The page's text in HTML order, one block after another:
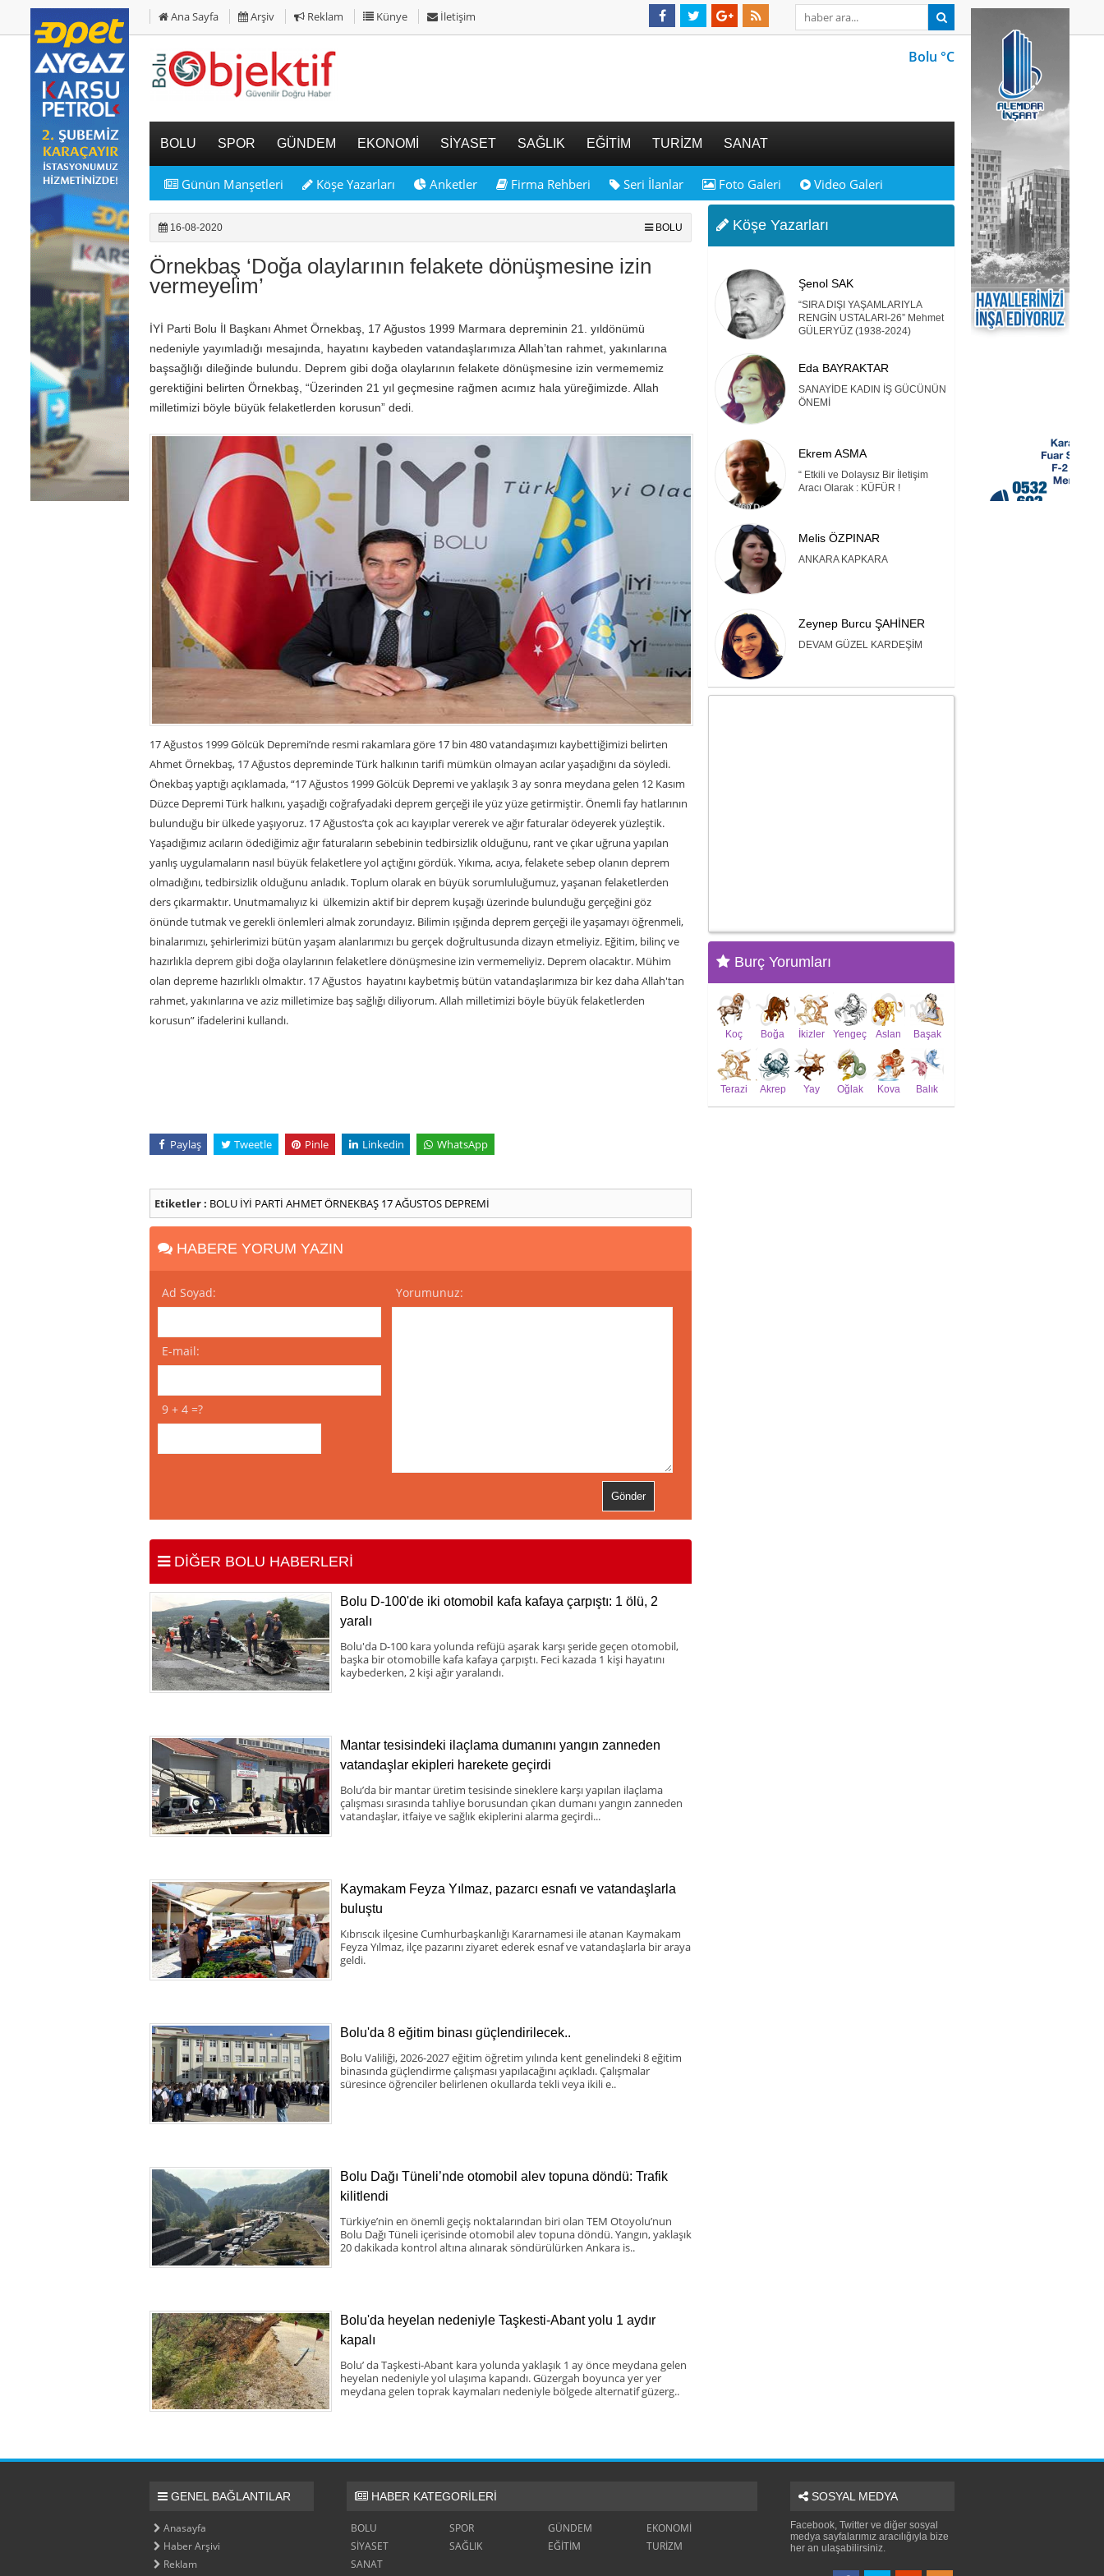
Ana Sayfa Arşiv Reklam Künye İletişim
Bolu °C
BOLU SPOR GÜNDEM EKONOMİ SİYASET SAĞLIK EĞİTİM TURİZM SANAT
Günün Manşetleri Köşe Yazarları Anketler Firma Rehberi Seri İlanlar Foto Galeri Video Galeri
16-08-2020 BOLU
Örnekbaş ‘Doğa olaylarının felakete dönüşmesine izin
vermeyelim’
İYİ Parti Bolu İl Başkanı Ahmet Örnekbaş, 17 Ağustos 1999 Marmara depreminin 21. yıldönümü
nedeniyle yayımladığı mesajında, hayatını kaybeden vatandaşlarımıza Allah’tan rahmet, yakınlarına
başsağlığı dileğinde bulundu. Deprem gibi doğa olaylarının felakete dönüşmesine izin vermememiz
gerektiğini belirten Örnekbaş, “Üzerinden 21 yıl geçmesine rağmen acımız hala yüreğimizde. Allah
milletimizi böyle büyük felaketlerden korusun” dedi.
17 Ağustos 1999 Gölcük Depremi’nde resmi rakamlara göre 17 bin 480 vatandaşımızı kaybettiğimizi belirten
Ahmet Örnekbaş, 17 Ağustos depreminde Türk halkının tarifi mümkün olmayan acılar yaşadığını da söyledi.
Önekbaş yaptığı açıklamada, “17 Ağustos 1999 Gölcük Depremi ve yaklaşık 3 ay sonra meydana gelen 12 Kasım
Düzce Depremi Türk halkını, yaşadığı coğrafyadaki deprem gerçeği ile yüz yüze getirmiştir. Önemli fay hatlarının
bulunduğu bir ülkede yaşıyoruz. 17 Ağustos’ta çok acı kayıplar vererek ve ağır faturalar ödeyerek yüzleştik.
Yaşadığımız acıların ödediğimiz ağır faturaların sebebinin tedbirsizlik olduğunu, rant ve çıkar uğruna yapılan
yanlış uygulamaların nasıl büyük felaketlere yol açtığını gördük. Yıkıma, acıya, felakete sebep olanın deprem
olmadığını, tedbirsizlik olduğunu anladık. Toplum olarak en büyük sorumluluğumuz, yaşanan felaketlerden
ders çıkarmaktır. Unutmamalıyız ki ülkemizin aktif bir deprem kuşağı üzerinde bulunduğu gerçeğini göz
önünde tutmak ve gerekli önlemleri almak zorundayız. Bilimin ışığında deprem gerçeği ile yaşamayı öğrenmeli,
binalarımızı, şehirlerimizi bütün yaşam alanlarımızı bu gerçek doğrultusunda dizayn etmeliyiz. Eğitim, bilinç ve
hazırlıkla deprem gibi doğa olaylarının felaketlere dönüşmesine izin vermemeliyiz. Deprem olacaktır. Mühim
olan depreme hazırlıklı olmaktır. 17 Ağustos hayatını kaybetmiş bütün vatandaşlarımıza bir kez daha Allah'tan
rahmet, yakınlarına ve aziz milletimize baş sağlığı diliyorum. Allah milletimizi böyle büyük felaketlerden
korusun” ifadelerini kullandı.
Paylaş Tweetle Pinle Linkedin WhatsApp
Etiketler : BOLU İYİ PARTİ AHMET ÖRNEKBAŞ 17 AĞUSTOS DEPREMİ
HABERE YORUM YAZIN
Ad Soyad:
E-mail:
9 + 4 =?
Yorumunuz:
DİĞER BOLU HABERLERİ
Bolu D-100'de iki otomobil kafa kafaya çarpıştı: 1 ölü, 2
yaralı
Bolu'da D-100 kara yolunda refüjü aşarak karşı şeride geçen otomobil,
başka bir otomobille kafa kafaya çarpıştı. Feci kazada 1 kişi hayatını
kaybederken, 2 kişi ağır yaralandı.
Mantar tesisindeki ilaçlama dumanını yangın zanneden
vatandaşlar ekipleri harekete geçirdi
Bolu’da bir mantar üretim tesisinde sineklere karşı yapılan ilaçlama
çalışması sırasında tahliye borusundan çıkan dumanı yangın zanneden
vatandaşlar, itfaiye ve sağlık ekiplerini alarma geçirdi...
Kaymakam Feyza Yılmaz, pazarcı esnafı ve vatandaşlarla
buluştu
Kıbrıscık ilçesine Cumhurbaşkanlığı Kararnamesi ile atanan Kaymakam
Feyza Yılmaz, ilçe pazarını ziyaret ederek esnaf ve vatandaşlarla bir araya
geldi.
Bolu'da 8 eğitim binası güçlendirilecek..
Bolu Valiliği, 2026-2027 eğitim öğretim yılında kent genelindeki 8 eğitim
binasında güçlendirme çalışması yapılacağını açıkladı. Çalışmalar
süresince öğrenciler belirlenen okullarda tekli veya ikili e..
Bolu Dağı Tüneli’nde otomobil alev topuna döndü: Trafik
kilitlendi
Türkiye’nin en önemli geçiş noktalarından biri olan TEM Otoyolu’nun
Bolu Dağı Tüneli içerisinde otomobil alev topuna döndü. Yangın, yaklaşık
20 dakikada kontrol altına alınarak söndürülürken Ankara is..
Bolu'da heyelan nedeniyle Taşkesti-Abant yolu 1 aydır
kapalı
Bolu’ da Taşkesti-Abant kara yolunda yaklaşık 1 ay önce meydana gelen
heyelan nedeniyle yol ulaşıma kapandı. Güzergah boyunca yer yer
meydana gelen toprak kaymaları nedeniyle bölgede alternatif güzerg..
Köşe Yazarları
Şenol SAK
“SIRA DIŞI YAŞAMLARIYLA
RENGİN USTALARI-26” Mehmet
GÜLERYÜZ (1938-2024)
Eda BAYRAKTAR
SANAYİDE KADIN İŞ GÜCÜNÜN
ÖNEMİ
Ekrem ASMA
“ Etkili ve Dolaysız Bir İletişim
Aracı Olarak : KÜFÜR !
Melis ÖZPINAR
ANKARA KAPKARA
Zeynep Burcu ŞAHİNER
DEVAM GÜZEL KARDEŞİM
Burç Yorumları
Koç Boğa İkizler Yengeç Aslan Başak
Terazi Akrep Yay Oğlak Kova Balık
GENEL BAĞLANTILAR
Anasayfa
Haber Arşivi
Reklam
HABER KATEGORİLERİ
BOLU SPOR GÜNDEM
EKONOMİ
SİYASET
SAĞLIK EĞİTİM
TURİZM
SANAT
SOSYAL MEDYA
Facebook, Twitter ve diğer sosyal
medya sayfalarımız aracılığıyla bize
her an ulaşabilirsiniz.